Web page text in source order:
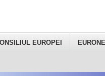
EUROPEI